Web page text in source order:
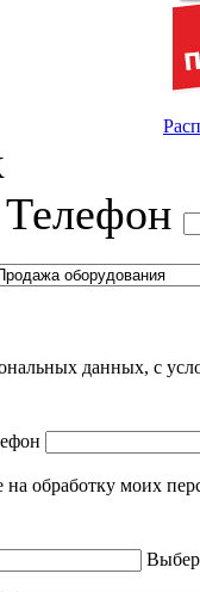
Телефон
данных, с
на обработку моих